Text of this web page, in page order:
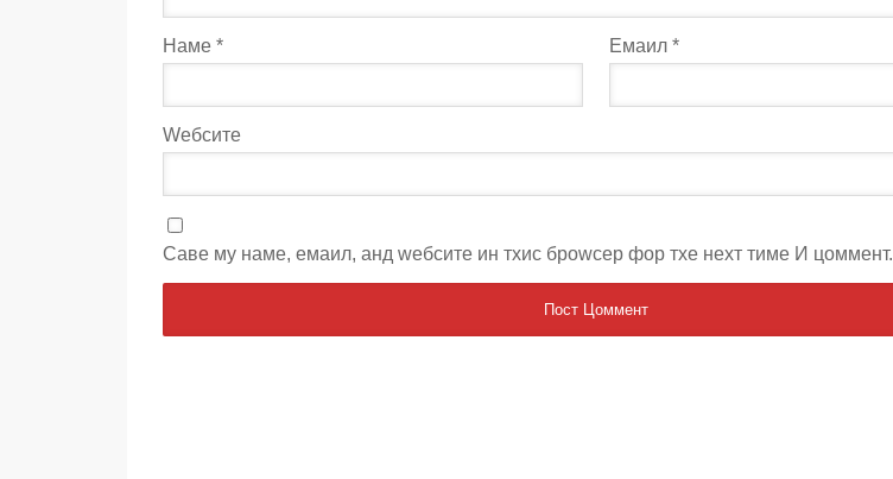
Наме * Емаил *
Wебсите
Саве мy наме, емаил, анд wебсите ин тхис броwсер фор тхе неxт тиме И цоммент.